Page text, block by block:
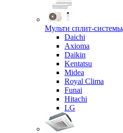
Мульти сплит-системы
Daichi
Axioma
Daikin
Kentatsu
Midea
Royal Clima
Funai
Hitachi
LG